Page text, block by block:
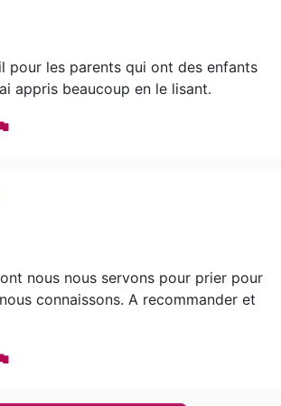
pour les parents qui ont des enfants
appris beaucoup en le lisant.
nous nous servons pour prier pour
connaissons. A recommander et